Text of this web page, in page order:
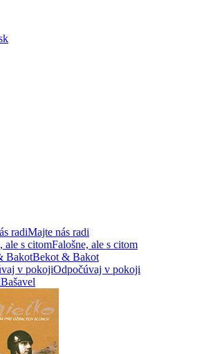
Majte nás radi
Falošne, ale s citom
Bekot & Bakot
Odpočúvaj v pokoji
Bašavel